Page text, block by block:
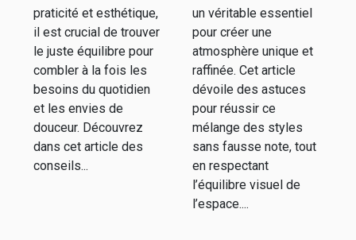
praticité et esthétique,
il est crucial de trouver
le juste équilibre pour
combler à la fois les
besoins du quotidien
et les envies de
douceur. Découvrez
dans cet article des
conseils...
un véritable essentiel
pour créer une
atmosphère unique et
raffinée. Cet article
dévoile des astuces
pour réussir ce
mélange des styles
sans fausse note, tout
en respectant
l’équilibre visuel de
l’espace....